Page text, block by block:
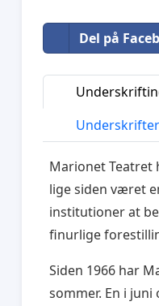
Del på
Underskrifter
Marionet Teatret
lige siden været
institutioner at
finurlige
Siden 1966 har
sommer. En i